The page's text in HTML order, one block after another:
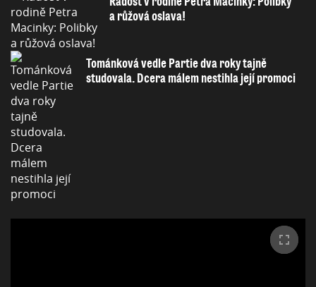
a růžová oslava!
Tománková vedle Partie dva roky tajně
studovala. Dcera málem nestihla její promoci